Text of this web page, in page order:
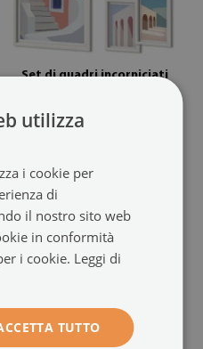
Set di quadri incorniciati
pastello(#zo-mdf-5cz-00293075)
utilizza
i cookie per
di
il nostro sito web
in conformità
i cookie. Leggi di
TUTTO